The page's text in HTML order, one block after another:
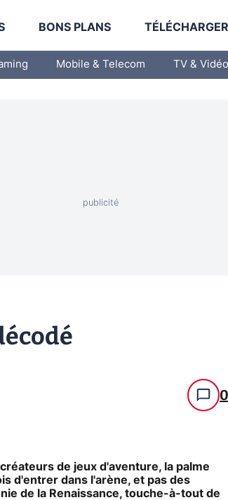
BONS PLANS
Mobile & Telecom TV & Vidéo
0
de jeux d'aventure, la palme
d'entrer dans l'arène, et pas des
de la Renaissance, touche-à-tout de